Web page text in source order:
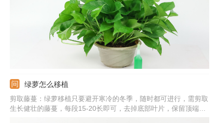
绿萝怎么移植
剪取藤蔓：绿萝移植只要避开寒冷的冬季，随时都可进行，需剪取
生长健壮的藤蔓，每段15-20长即可，去掉底部叶片，保留顶端的